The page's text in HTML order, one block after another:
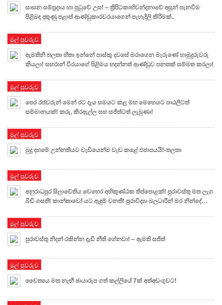
සාසන සම්ප්‍රදාය හා පුටුවේ උස! – ත්‍රිපිටකාභිවන්දනාවේ අසුන් පැනවීම
පිළිබඳ දකුණු පළාත් ආණ්ඩුකාරවරයාගෙන් පැහැදිලි කිරීමක්..
මුල් පුවරුව
ඇමතිනි තලතා හිතා ඉන්නේ පාස්කු දවසේ මරාගෙන මැරුණේ හාමුදුරුවරු
කියලා! සහරාන් වීරයාගේ පිළිමය හදන්නත් ආණ්ඩුව පනතක් සම්මත කරලා!
මුල් පුවරුව
පෙර රජවරුන් මෙන් රට දැය සමයට කළ මහ මෙහෙයට පාඨලීටත්
සම්මානයක්! කරූ, කිරඇල්ල සහ සජිත්ටත් ලැබුණා!
මුල් පුවරුව
බුදු දහමේ උන්නතියට වැඩියෙන්ම වැඩ කළේ එජාපයයි!-තලතා
මුල් පුවරුව
අනුරාධපුර සිලාචේතිය වෙහෙර අහිකුණ්ඨක තිප්පොළක්! පුරාවස්තු මත ලැග
බීඩි ගසති! කාන්තාවෝ යට ඇඳුම් වනති! පුරාවිද්‍යා බලධාරීන් මර නින්දේ…
මුල් පුවරුව
පුරාවස්තු නිදන් රකින්න දැඩි නීති ගේනවා! – ඇමති සජිත්
මුල් පුවරුව
චෛත්‍යය මත නැඟී ඡායාරූප ගත් කල්ලියේ 7ක් අත්අඩංගුවට!